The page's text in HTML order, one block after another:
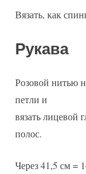
Вязать, как
Рукава
Розовой нитью
петли и
вязать лицевой
полос.
Через 41,5 см =